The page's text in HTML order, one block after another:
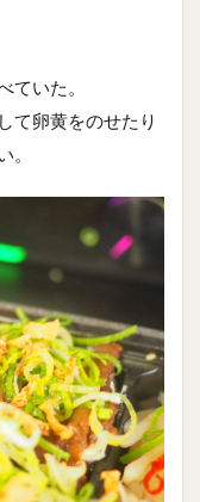
ていた。
て卵黄をのせたり
。